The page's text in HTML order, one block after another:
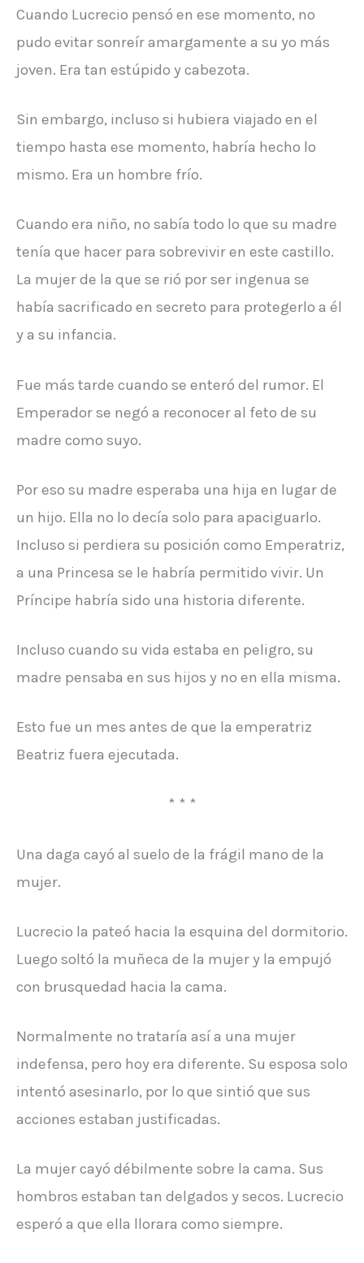
Cuando Lucrecio pensó en ese momento, no
pudo evitar sonreír amargamente a su yo más
joven. Era tan estúpido y cabezota.
Sin embargo, incluso si hubiera viajado en el
tiempo hasta ese momento, habría hecho lo
mismo. Era un hombre frío.
Cuando era niño, no sabía todo lo que su madre
tenía que hacer para sobrevivir en este castillo.
La mujer de la que se rió por ser ingenua se
había sacrificado en secreto para protegerlo a él
y a su infancia.
Fue más tarde cuando se enteró del rumor. El
Emperador se negó a reconocer al feto de su
madre como suyo.
Por eso su madre esperaba una hija en lugar de
un hijo. Ella no lo decía solo para apaciguarlo.
Incluso si perdiera su posición como Emperatriz,
a una Princesa se le habría permitido vivir. Un
Príncipe habría sido una historia diferente.
Incluso cuando su vida estaba en peligro, su
madre pensaba en sus hijos y no en ella misma.
Esto fue un mes antes de que la emperatriz
Beatriz fuera ejecutada.
* * *
Una daga cayó al suelo de la frágil mano de la
mujer.
Lucrecio la pateó hacia la esquina del dormitorio.
Luego soltó la muñeca de la mujer y la empujó
con brusquedad hacia la cama.
Normalmente no trataría así a una mujer
indefensa, pero hoy era diferente. Su esposa solo
intentó asesinarlo, por lo que sintió que sus
acciones estaban justificadas.
La mujer cayó débilmente sobre la cama. Sus
hombros estaban tan delgados y secos. Lucrecio
esperó a que ella llorara como siempre.